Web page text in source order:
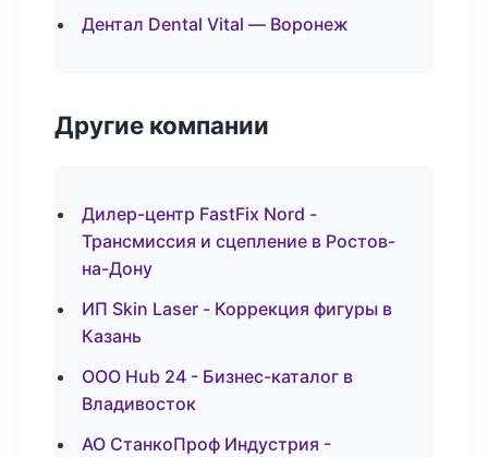
Дентал Dental Vital — Воронеж
Другие компании
Дилер-центр FastFix Nord -
Трансмиссия и сцепление в Ростов-
на-Дону
ИП Skin Laser - Коррекция фигуры в
Казань
ООО Hub 24 - Бизнес-каталог в
Владивосток
АО СтанкоПроф Индустрия -